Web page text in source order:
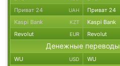
Приват 24 UAH Приват 24
Kaspi Bank KZT Kaspi Bank
Revolut EUR Revolut
Денежные переводы
WU USD WU